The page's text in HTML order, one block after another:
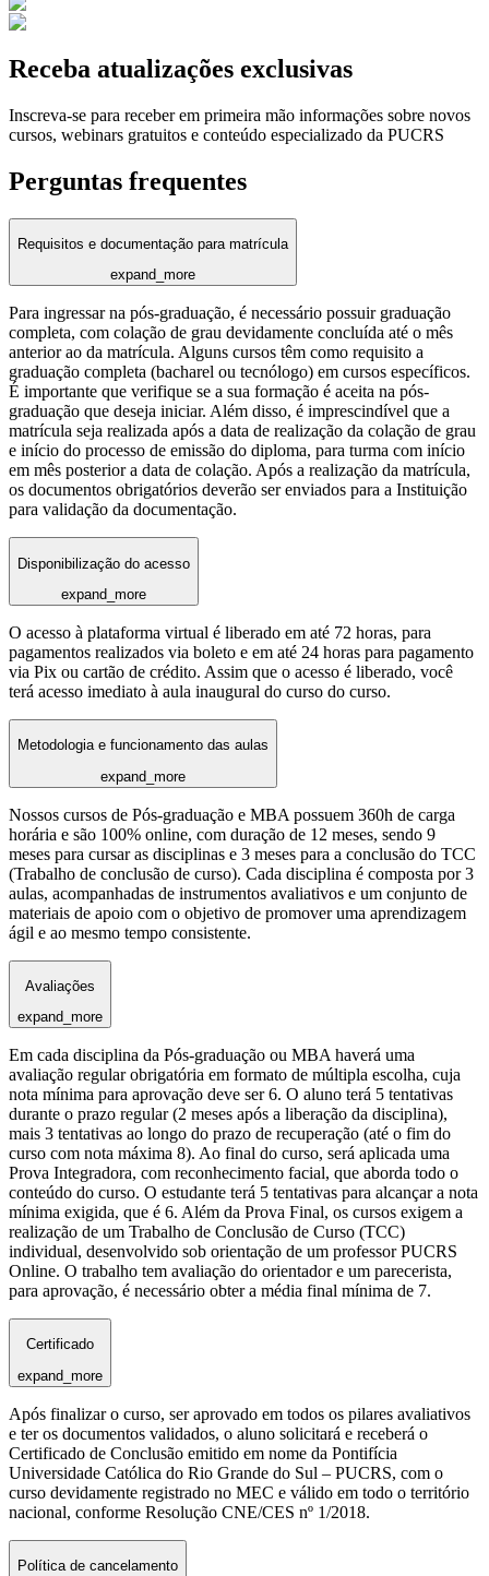
Receba atualizações exclusivas
Inscreva-se para receber em primeira mão informações sobre novos
cursos, webinars gratuitos e conteúdo especializado da PUCRS
Perguntas frequentes
Requisitos e documentação para matrícula
expand_more
Para ingressar na pós-graduação, é necessário possuir graduação
completa, com colação de grau devidamente concluída até o mês
anterior ao da matrícula. Alguns cursos têm como requisito a
graduação completa (bacharel ou tecnólogo) em cursos específicos.
É importante que verifique se a sua formação é aceita na pós-
graduação que deseja iniciar. Além disso, é imprescindível que a
matrícula seja realizada após a data de realização da colação de grau
e início do processo de emissão do diploma, para turma com início
em mês posterior a data de colação. Após a realização da matrícula,
os documentos obrigatórios deverão ser enviados para a Instituição
para validação da documentação.
Disponibilização do acesso
expand_more
O acesso à plataforma virtual é liberado em até 72 horas, para
pagamentos realizados via boleto e em até 24 horas para pagamento
via Pix ou cartão de crédito. Assim que o acesso é liberado, você
terá acesso imediato à aula inaugural do curso do curso.
Metodologia e funcionamento das aulas
expand_more
Nossos cursos de Pós-graduação e MBA possuem 360h de carga
horária e são 100% online, com duração de 12 meses, sendo 9
meses para cursar as disciplinas e 3 meses para a conclusão do TCC
(Trabalho de conclusão de curso). Cada disciplina é composta por 3
aulas, acompanhadas de instrumentos avaliativos e um conjunto de
materiais de apoio com o objetivo de promover uma aprendizagem
ágil e ao mesmo tempo consistente.
Avaliações
expand_more
Em cada disciplina da Pós-graduação ou MBA haverá uma
avaliação regular obrigatória em formato de múltipla escolha, cuja
nota mínima para aprovação deve ser 6. O aluno terá 5 tentativas
durante o prazo regular (2 meses após a liberação da disciplina),
mais 3 tentativas ao longo do prazo de recuperação (até o fim do
curso com nota máxima 8). Ao final do curso, será aplicada uma
Prova Integradora, com reconhecimento facial, que aborda todo o
conteúdo do curso. O estudante terá 5 tentativas para alcançar a nota
mínima exigida, que é 6. Além da Prova Final, os cursos exigem a
realização de um Trabalho de Conclusão de Curso (TCC)
individual, desenvolvido sob orientação de um professor PUCRS
Online. O trabalho tem avaliação do orientador e um parecerista,
para aprovação, é necessário obter a média final mínima de 7.
Certificado
expand_more
Após finalizar o curso, ser aprovado em todos os pilares avaliativos
e ter os documentos validados, o aluno solicitará e receberá o
Certificado de Conclusão emitido em nome da Pontifícia
Universidade Católica do Rio Grande do Sul – PUCRS, com o
curso devidamente registrado no MEC e válido em todo o território
nacional, conforme Resolução CNE/CES nº 1/2018.
Política de cancelamento